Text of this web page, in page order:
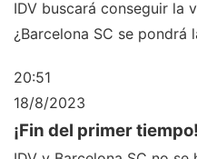
IDV buscará conseguir la
¿Barcelona SC se pondrá
20:51
18/8/2023
¡Fin del primer tiempo!